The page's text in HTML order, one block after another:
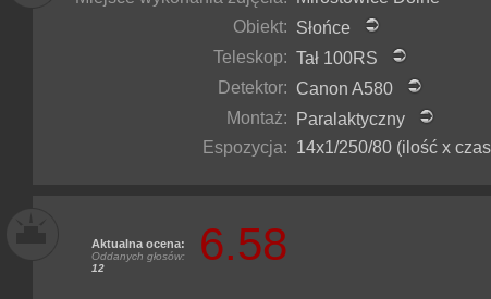
Obiekt: Słońce
Teleskop: Tał 100RS
Detektor: Canon A580
Montaż:
Paralaktyczny
Espozycja: 14x1/250/80 (ilość x
6.58
Aktualna ocena:
Oddanych głosów:
12